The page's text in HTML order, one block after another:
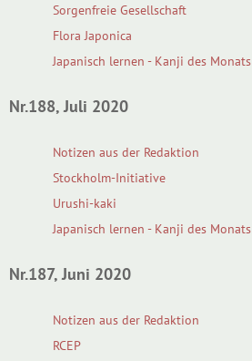
Sorgenfreie Gesellschaft
Flora Japonica
Japanisch lernen - Kanji des Monats
Nr.188, Juli 2020
Notizen aus der Redaktion
Stockholm-Initiative
Urushi-kaki
Japanisch lernen - Kanji des Monats
Nr.187, Juni 2020
Notizen aus der Redaktion
RCEP